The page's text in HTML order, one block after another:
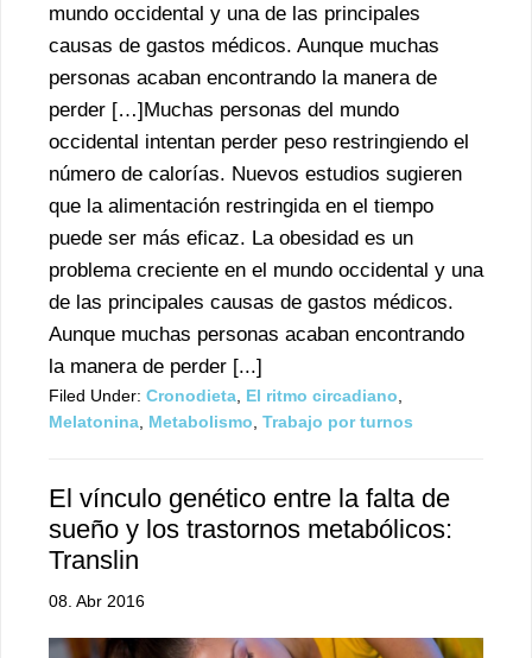
mundo occidental y una de las principales
causas de gastos médicos. Aunque muchas
personas acaban encontrando la manera de
perder […]Muchas personas del mundo
occidental intentan perder peso restringiendo el
número de calorías. Nuevos estudios sugieren
que la alimentación restringida en el tiempo
puede ser más eficaz. La obesidad es un
problema creciente en el mundo occidental y una
de las principales causas de gastos médicos.
Aunque muchas personas acaban encontrando
la manera de perder [...]
Filed Under: Cronodieta El ritmo circadiano
Melatonina Metabolismo Trabajo por turnos
El vínculo genético entre la falta de
sueño y los trastornos metabólicos:
Translin
08. Abr 2016